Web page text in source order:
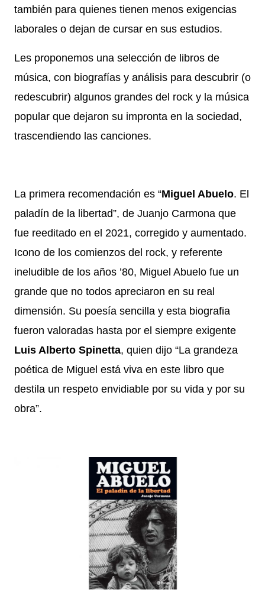
también para quienes tienen menos exigencias
laborales o dejan de cursar en sus estudios.
Les proponemos una selección de libros de
música, con biografías y análisis para descubrir (o
redescubrir) algunos grandes del rock y la música
popular que dejaron su impronta en la sociedad,
trascendiendo las canciones.
La primera recomendación es “Miguel Abuelo. El
paladín de la libertad”, de Juanjo Carmona que
fue reeditado en el 2021, corregido y aumentado.
Icono de los comienzos del rock, y referente
ineludible de los años ’80, Miguel Abuelo fue un
grande que no todos apreciaron en su real
dimensión. Su poesía sencilla y esta biografia
fueron valoradas hasta por el siempre exigente
Luis Alberto Spinetta, quien dijo “La grandeza
poética de Miguel está viva en este libro que
destila un respeto envidiable por su vida y por su
obra”.